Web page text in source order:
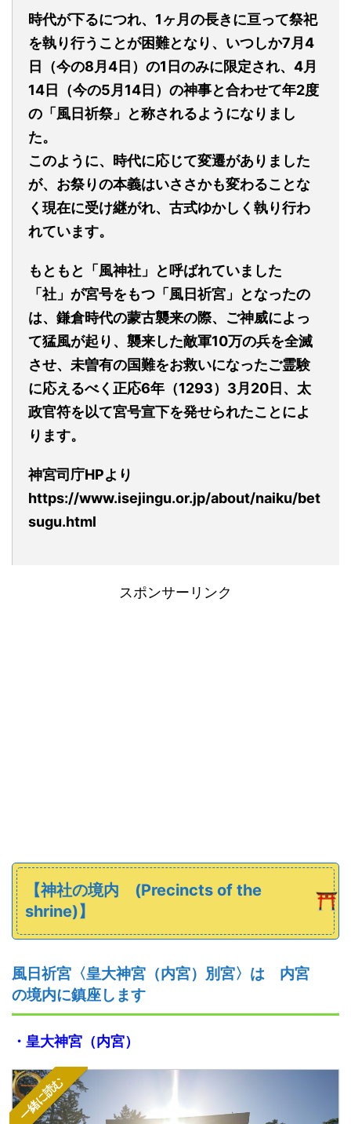
時代が下るにつれ、1ヶ月の長きに亘って祭祀
を執り行うことが困難となり、いつしか7月4
日（今の8月4日）の1日のみに限定され、4月
14日（今の5月14日）の神事と合わせて年2度
の「風日祈祭」と称されるようになりまし
た。
このように、時代に応じて変遷がありました
が、お祭りの本義はいささかも変わることな
く現在に受け継がれ、古式ゆかしく執り行わ
れています。
もともと「風神社」と呼ばれていました
「社」が宮号をもつ「風日祈宮」となったの
は、鎌倉時代の蒙古襲来の際、ご神威によっ
て猛風が起り、襲来した敵軍10万の兵を全滅
させ、未曽有の国難をお救いになったご霊験
に応えるべく正応6年（1293）3月20日、太
政官符を以て宮号宣下を発せられたことによ
ります。
神宮司庁HPより
https://www.isejingu.or.jp/about/naiku/bet
sugu.html
スポンサーリンク
【神社の境内
(Precincts of the
shrine)】
風日祈宮〈皇大神宮（内宮）別宮〉 は 内宮
の境内に鎮座します
・皇大神宮（内宮）
一緒に読む